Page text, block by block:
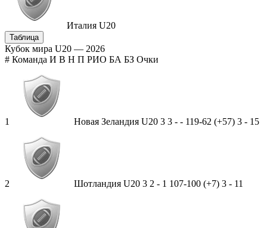
Италия U20
Таблица
Кубок мира U20 — 2026
# Команда И В Н П РИО БА БЗ Очки
1 Новая Зеландия U20 3 3 - - 119-62 (+57) 3 - 15
2 Шотландия U20 3 2 - 1 107-100 (+7) 3 - 11